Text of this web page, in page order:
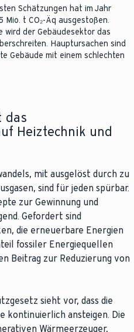
Schätzungen hat im Jahr
t CO₂-Äq ausgestoßen.
wird der Gebäudesektor das
Hauptursachen sind
Gebäude mit einem schlechten
das
Heiztechnik und
mit ausgelöst durch zu
sind für jeden spürbar.
zur Gewinnung und
Gefordert sind
die erneuerbare Energien
fossiler Energiequellen
Beitrag zur Reduzierung von
sieht vor, dass die
kontinuierlich ansteigen. Die
Wärmeerzeuger,